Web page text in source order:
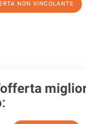
NON VINCOLANTE